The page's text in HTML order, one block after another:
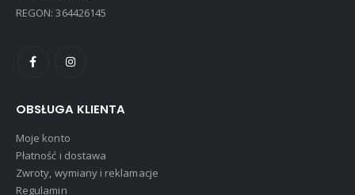
REGON: 364426145
OBSŁUGA KLIENTA
Moje konto
Płatność i dostawa
Zwroty, wymiany i reklamacje
Regulamin